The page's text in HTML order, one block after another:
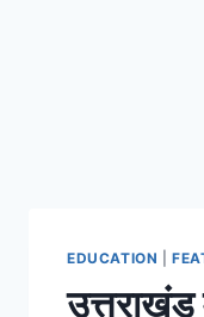
EDUCATION |